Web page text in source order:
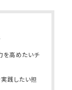
を高めたいチ
践したい担